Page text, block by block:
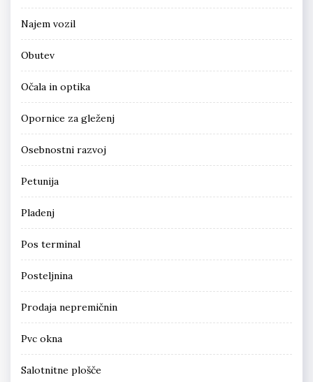
Najem vozil
Obutev
Očala in optika
Opornice za gleženj
Osebnostni razvoj
Petunija
Pladenj
Pos terminal
Posteljnina
Prodaja nepremičnin
Pvc okna
Salotnitne plošče